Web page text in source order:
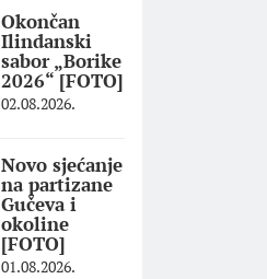
Okončan
Ilindanski
sabor „Borike
2026“ [FOTO]
02.08.2026.
Novo sjećanje
na partizane
Gučeva i
okoline
[FOTO]
01.08.2026.